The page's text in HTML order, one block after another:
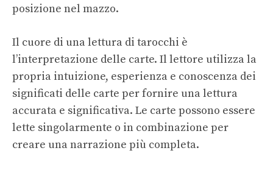
posizione nel mazzo.
Il cuore di una lettura di tarocchi è
l’interpretazione delle carte. Il lettore utilizza la
propria intuizione, esperienza e conoscenza dei
significati delle carte per fornire una lettura
accurata e significativa. Le carte possono essere
lette singolarmente o in combinazione per
creare una narrazione più completa.